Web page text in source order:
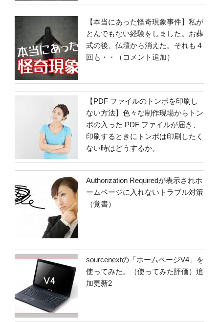
【本当にあった怪奇現象事件】私が
とんでもない経験をしました。お葬
式の後、仏壇から消えた。それも４
回も・・（コメント追加）
【PDF ファイルのトンボを印刷し
ない方法】色々な制作現場からトン
ボの入った PDF ファイルが届き、
印刷するときにトンボは印刷したく
ない時はどうするか。
Authorization Requiredが表示されホ
ームページに入れないトラブル対策
（覚書）
sourcenextの「ホームページV4」を
使ってみた。（使ってみた評価）追
加更新2